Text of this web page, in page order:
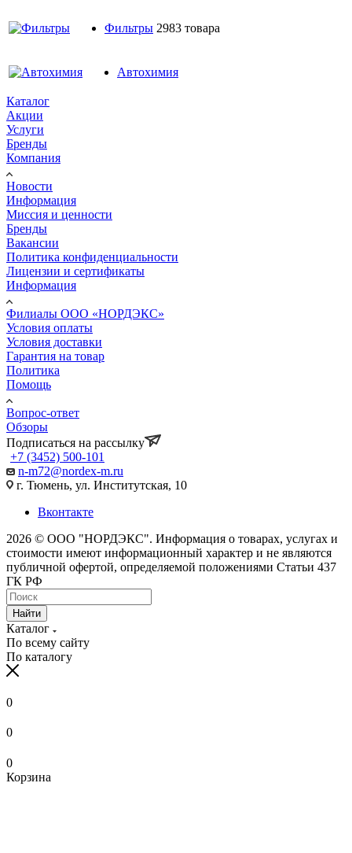
Фильтры 2983 товара
Автохимия
Каталог
Акции
Услуги
Бренды
Компания
Новости
Информация
Миссия и ценности
Бренды
Вакансии
Политика конфиденциальности
Лицензии и сертификаты
Информация
Филиалы ООО «НОРДЭКС»
Условия оплаты
Условия доставки
Гарантия на товар
Политика
Помощь
Вопрос-ответ
Обзоры
Подписаться на рассылку
+7 (3452) 500-101
n-m72@nordex-m.ru
г. Тюмень, ул. Институтская, 10
Вконтакте
2026 © ООО "НОРДЭКС". Информация о товарах, услугах и
стоимости имеют информационный характер и не являются
публичной офертой, определяемой положениями Статьи 437
ГК РФ
Найти
Каталог
По всему сайту
По каталогу
0
0
0
Корзина